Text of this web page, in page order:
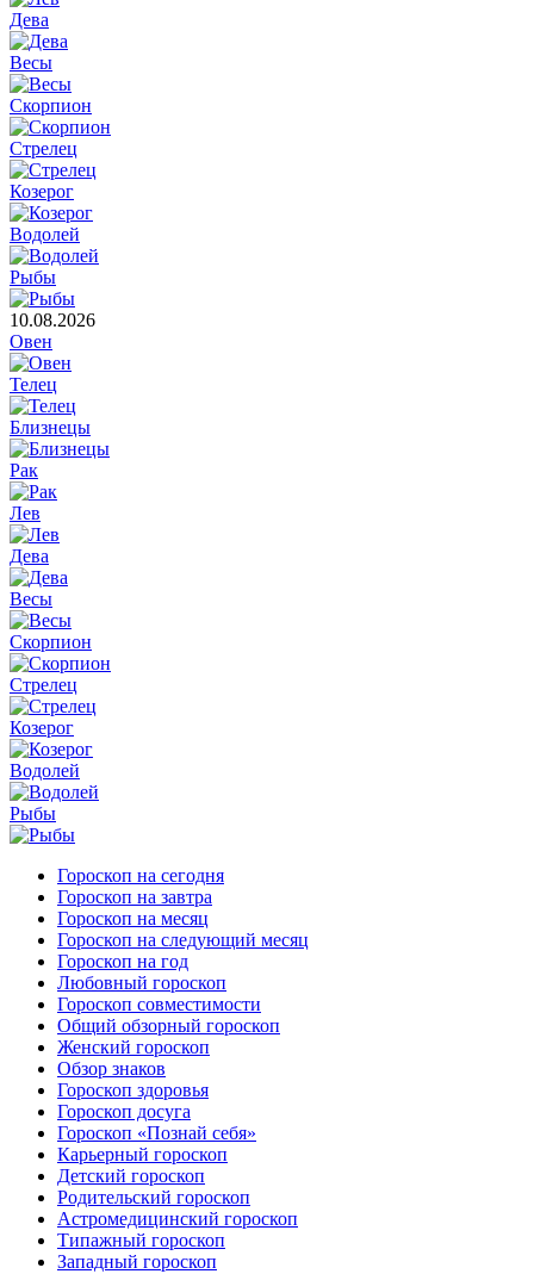
Дева
Весы
Скорпион
Стрелец
Козерог
Водолей
Рыбы
10.08.2026
Овен
Телец
Близнецы
Рак
Лев
Дева
Весы
Скорпион
Стрелец
Козерог
Водолей
Рыбы
Гороскоп на сегодня
Гороскоп на завтра
Гороскоп на месяц
Гороскоп на следующий месяц
Гороскоп на год
Любовный гороскоп
Гороскоп совместимости
Общий обзорный гороскоп
Женский гороскоп
Обзор знаков
Гороскоп здоровья
Гороскоп досуга
Гороскоп «Познай себя»
Карьерный гороскоп
Детский гороскоп
Родительский гороскоп
Астромедицинский гороскоп
Типажный гороскоп
Западный гороскоп